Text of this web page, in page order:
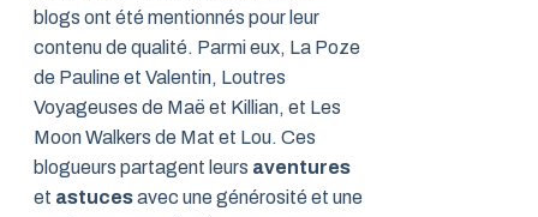
blogs ont été mentionnés pour leur
contenu de qualité. Parmi eux, La Poze
de Pauline et Valentin, Loutres
Voyageuses de Maë et Killian, et Les
Moon Walkers de Mat et Lou. Ces
blogueurs partagent leurs aventures
et astucesavec une générosité et une